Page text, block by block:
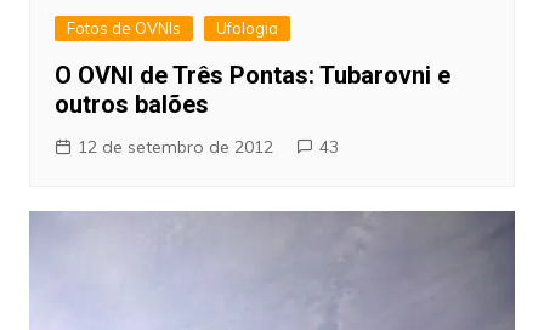
Fotos de OVNIs Ufologia
O OVNI de Três Pontas: Tubarovni e
outros balões
12 de setembro de 2012 43